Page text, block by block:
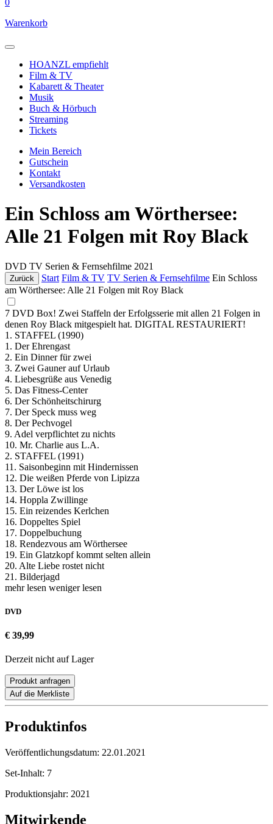
0
Warenkorb
HOANZL empfiehlt
Film & TV
Kabarett & Theater
Musik
Buch & Hörbuch
Streaming
Tickets
Mein Bereich
Gutschein
Kontakt
Versandkosten
Ein Schloss am Wörthersee:
Alle 21 Folgen mit Roy Black
DVD TV Serien & Fernsehfilme 2021
Zurück Start Film & TV TV Serien & Fernsehfilme Ein Schloss
am Wörthersee: Alle 21 Folgen mit Roy Black
7 DVD Box! Zwei Staffeln der Erfolgsserie mit allen 21 Folgen in
denen Roy Black mitgespielt hat. DIGITAL RESTAURIERT!
1. STAFFEL (1990)
1. Der Ehrengast
2. Ein Dinner für zwei
3. Zwei Gauner auf Urlaub
4. Liebesgrüße aus Venedig
5. Das Fitness-Center
6. Der Schönheitschirurg
7. Der Speck muss weg
8. Der Pechvogel
9. Adel verpflichtet zu nichts
10. Mr. Charlie aus L.A.
2. STAFFEL (1991)
11. Saisonbeginn mit Hindernissen
12. Die weißen Pferde von Lipizza
13. Der Löwe ist los
14. Hoppla Zwillinge
15. Ein reizendes Kerlchen
16. Doppeltes Spiel
17. Doppelbuchung
18. Rendezvous am Wörthersee
19. Ein Glatzkopf kommt selten allein
20. Alte Liebe rostet nicht
21. Bilderjagd
mehr lesen weniger lesen
DVD
€ 39,99
Derzeit nicht auf Lager
Produkt anfragen
Auf die Merkliste
Produktinfos
Veröffentlichungsdatum: 22.01.2021
Set-Inhalt: 7
Produktionsjahr: 2021
Mitwirkende